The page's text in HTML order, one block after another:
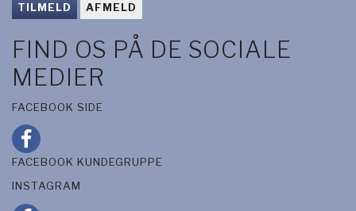
TILMELD AFMELD
FIND OS PÅ DE SOCIALE
MEDIER
FACEBOOK SIDE
FACEBOOK KUNDEGRUPPE
INSTAGRAM